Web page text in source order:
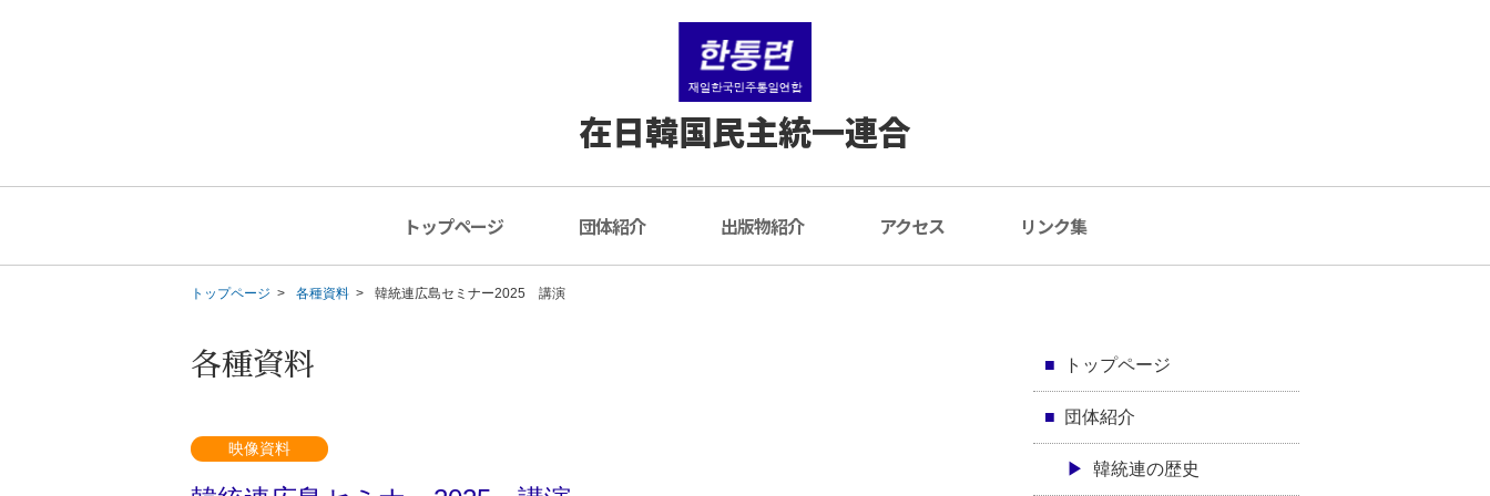
在日韓国民主統一連合
トップページ 団体紹介 出版物紹介 アクセス リンク集
トップページ 各種資料 韓統連広島セミナー2025 講演
各種資料
映像資料
トップページ
団体紹介
韓統連の歴史